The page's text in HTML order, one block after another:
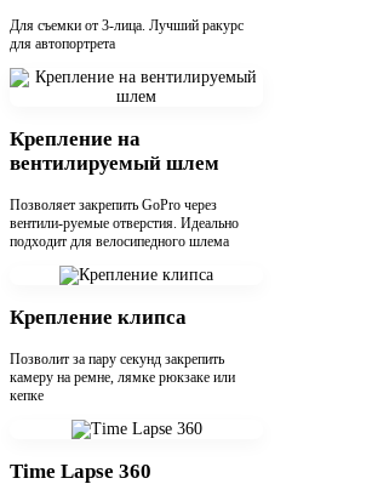
Для съемки от 3-лица. Лучший ракурс
для автопортрета
Крепление на
вентилируемый шлем
Позволяет закрепить GoPro через
вентили-руемые отверстия. Идеально
подходит для велосипедного шлема
Крепление клипса
Позволит за пару секунд закрепить
камеру на ремне, лямке рюкзаке или
кепке
Time Lapse 360